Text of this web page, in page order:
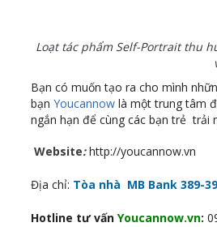
Loạt tác phẩm Self-Portrait thu
Bạn có muốn tạo ra cho mình
bạn Youcannow là một trung tâm
ngắn hạn để cùng các bạn trẻ trải
Website:http://youcannow.vn
Địa chỉ: Tòa nhà MB Bank 389-
Hotline tư vấn Youcannow.vn: